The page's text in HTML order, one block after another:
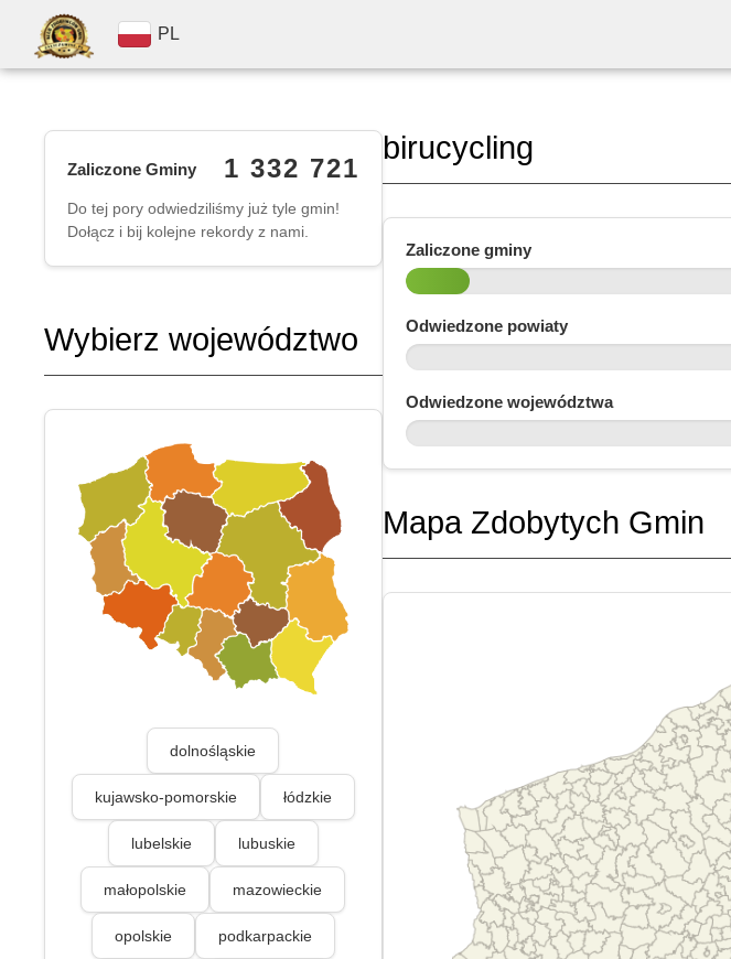
PL
Zaliczone Gminy 1 332 721
Do tej pory odwiedziliśmy już tyle gmin!
Dołącz i bij kolejne rekordy z nami.
Wybierz województwo
dolnośląskie
kujawsko-pomorskie łódzkie
lubelskie lubuskie
małopolskie mazowieckie
opolskie podkarpackie
birucycling
Zaliczone gminy
Odwiedzone powiaty
Odwiedzone województwa
Mapa Zdobytych Gmin